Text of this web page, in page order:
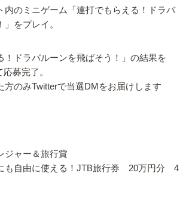
のミニゲーム「連打でもらえる！ドラバ
をプレイ。
ドラバルーンを飛ばそう！」の結果を
募完了。
のみTwitterで当選DMをお届けします
ャー＆旅行賞
も自由に使える！JTB旅行券 20万円分 4